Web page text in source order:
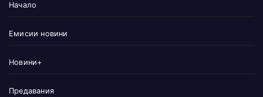
Начало
Емисии новини
Новини+
Предавания